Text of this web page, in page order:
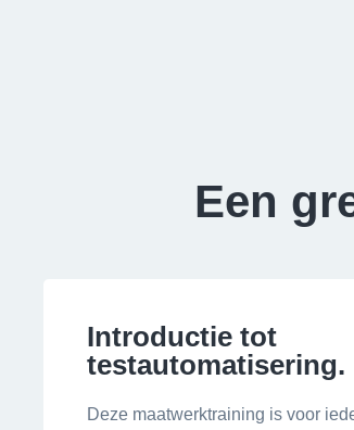
Een
Introductie tot
testautomatisering.
Deze maatwerktraining is voor